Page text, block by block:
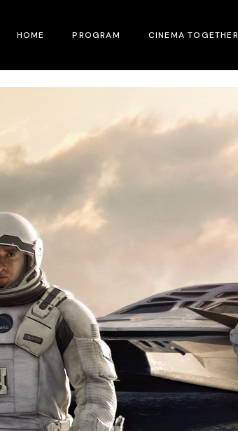
HOME PROGRAM CINEMA TOGETHER